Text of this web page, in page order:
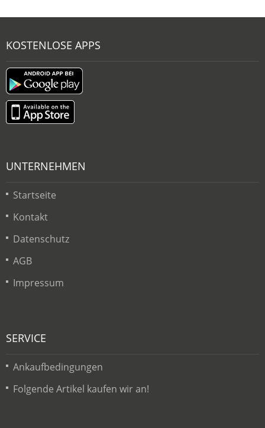
KOSTENLOSE APPS
UNTERNEHMEN
Startseite
Kontakt
Datenschutz
AGB
Impressum
SERVICE
Ankaufbedingungen
Folgende Artikel kaufen wir an!